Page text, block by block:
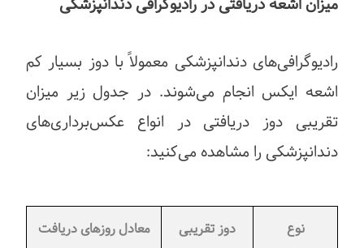
میزان اشعه دریافتی در رادیوگرافی دندانپزشکی
رادیوگرافی‌های دندانپزشکی معمولاً با دوز بسیار کم
اشعه ایکس انجام می‌شوند. در جدول زیر میزان
تقریبی دوز دریافتی در انواع عکس‌برداری‌های
دندانپزشکی را مشاهده می‌کنید:
نوع
دوز تقریبی
معادل روزهای دریافت